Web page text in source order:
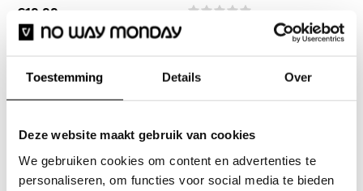
Toestemming Details Over
Deze website maakt gebruik van cookies
We gebruiken cookies om content en advertenties te
personaliseren, om functies voor social media te bieden
€19,99
Inkl. MwSt.
Gesehen 2 der 2 Produkte
Coole Longsleeves für Jungen
Ein Longsleeve wird nie langweilig und ist immer